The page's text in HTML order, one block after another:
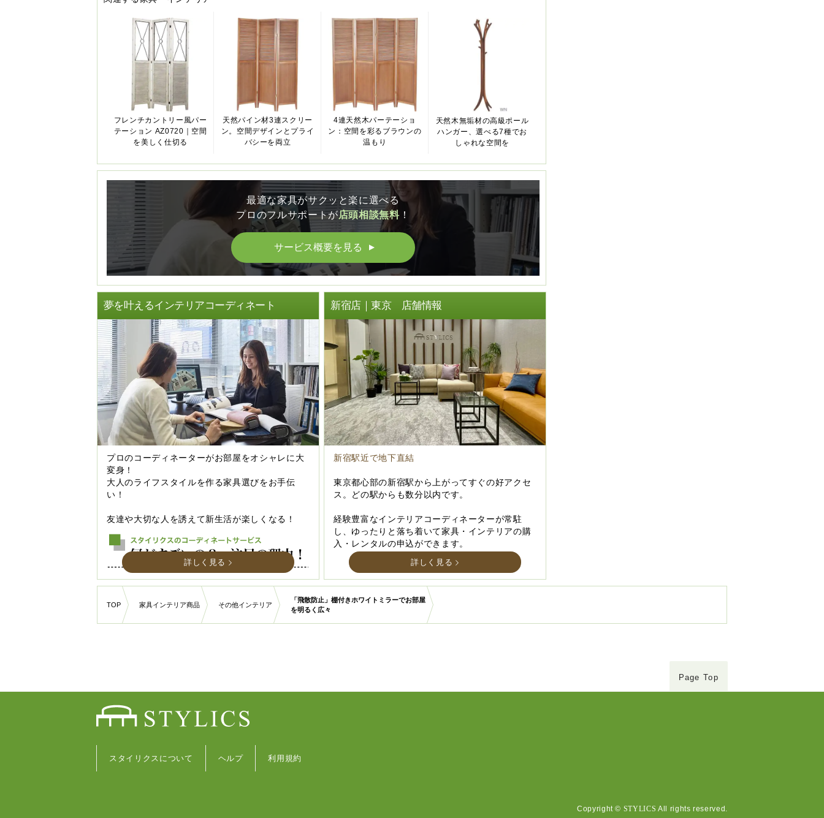
フレンチカントリー風パー
テーション AZ0720｜空間
を美しく仕切る
天然パイン材3連スクリー
ン。空間デザインとプライ
バシーを両立
4連天然木パーテーショ
ン：空間を彩るブラウンの
温もり
天然木無垢材の高級ポール
ハンガー、選べる7種でお
しゃれな空間を
最適な家具がサクッと楽に選べる
プロのフルサポートが店頭相談無料！
サービス概要を見る ▲
夢を叶えるインテリアコーディネート
プロのコーディネーターがお部屋をオシャレに大
変身！
大人のライフスタイルを作る家具選びをお手伝
い！
友達や大切な人を誘えて新生活が楽しくなる！
詳しく見る
新宿店｜東京 店舗情報
新宿駅近で地下直結
東京都心部の新宿駅から上がってすぐの好アクセ
ス。どの駅からも数分以内です。
経験豊富なインテリアコーディネーターが常駐
し、ゆったりと落ち着いて家具・インテリアの購
入・レンタルの申込ができます。
詳しく見る
TOP 家具インテリア商品 その他インテリア
「飛散防止」棚付きホワイトミラーでお部屋
を明るく広々
Page Top
スタイリクスについて ヘルプ 利用規約
Copyright © STYLICS All rights reserved.